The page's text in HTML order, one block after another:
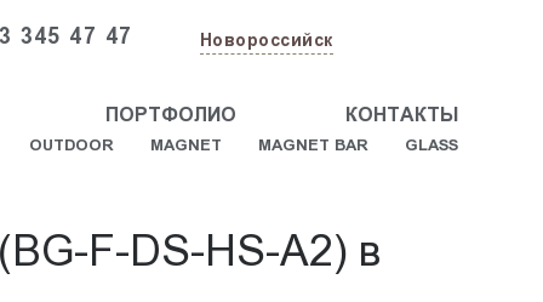
345 47 47 Новороссийск
ПОРТФОЛИО КОНТАКТЫ
OUTDOOR MAGNET MAGNET BAR GLASS
F-DS-HS-A2) в